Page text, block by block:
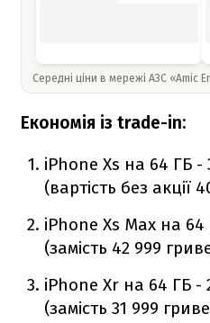
Середні ціни в мережі АЗС «Amic
Економія із trade-in:
iPhone Xs на 64 ГБ -
(вартість без акції
iPhone Xs Max на
(замість 42 999
iPhone Xr на 64 ГБ -
(замість 31 999